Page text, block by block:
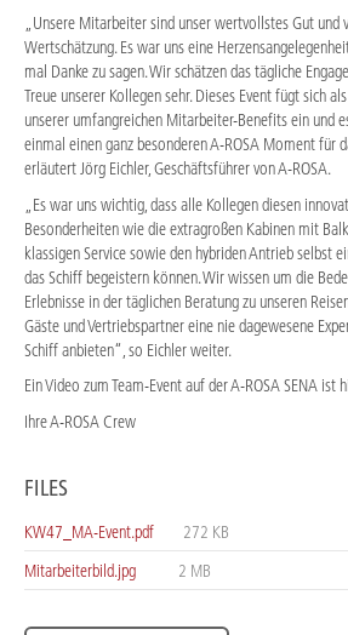
„Unsere Mitarbeiter sind unser wertvollstes Gut und
Wertschätzung. Es war uns eine
mal Danke zu sagen. Wir schätzen das tägliche
Treue unserer Kollegen sehr. Dieses Event fügt sich
unserer umfangreichen Mitarbeiter-Benefits ein und
einmal einen ganz besonderen A-ROSA Moment für
erläutert Jörg Eichler, Geschäftsführer von A-ROSA.
„Es war uns wichtig, dass alle Kollegen diesen
Besonderheiten wie die extragroßen Kabinen mit
klassigen Service sowie den hybriden Antrieb selbst
das Schiff begeistern können. Wir wissen um die
Erlebnisse in der täglichen Beratung zu unseren
Gäste und Vertriebspartner eine nie dagewesene
Schiff anbieten“, so Eichler weiter.
Ein Video zum Team-Event auf der A-ROSA SENA ist
Ihre A-ROSA Crew
FILES
KW47_MA-Event.pdf
272 KB
Mitarbeiterbild.jpg
2 MB